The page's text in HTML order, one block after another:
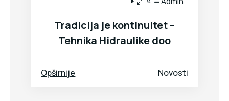
Tradicija je kontinuitet –
Tehnika Hidraulike doo
Novosti
Opširnije